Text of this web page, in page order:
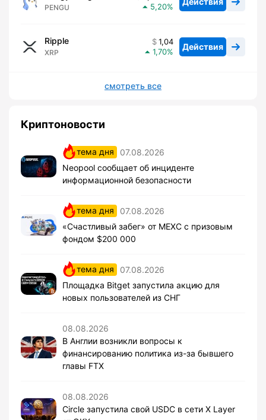
PENGU
5,20
Ripple
XRP
1,04
1,70
Действия
смотреть все
Криптоновости
тема дня
07.08.2026
Neopool сообщает об инциденте
информационной безопасности
тема дня
07.08.2026
«Счастливый забег» от MEXC с призовым
фондом $200 000
тема дня
07.08.2026
Площадка Bitget запустила акцию для
новых пользователей из СНГ
08.08.2026
В Англии возникли вопросы к
финансированию политика из-за бывшего
главы FTX
08.08.2026
Circle запустила свой USDC в сети X Layer